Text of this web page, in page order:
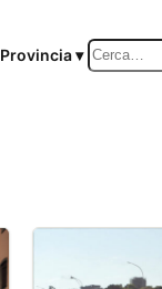
Provincia ▾ Cerca